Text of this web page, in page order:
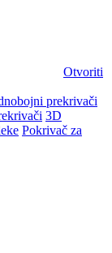
Otvoriti
prekrivači
3D
Pokrivač za